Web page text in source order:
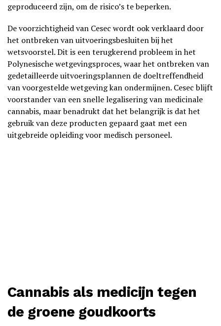
geproduceerd zijn, om de risico’s te beperken.
De voorzichtigheid van Cesec wordt ook verklaard door
het ontbreken van uitvoeringsbesluiten bij het
wetsvoorstel. Dit is een terugkerend probleem in het
Polynesische wetgevingsproces, waar het ontbreken van
gedetailleerde uitvoeringsplannen de doeltreffendheid
van voorgestelde wetgeving kan ondermijnen. Cesec blijft
voorstander van een snelle legalisering van medicinale
cannabis, maar benadrukt dat het belangrijk is dat het
gebruik van deze producten gepaard gaat met een
uitgebreide opleiding voor medisch personeel.
Cannabis als medicijn tegen
de groene goudkoorts